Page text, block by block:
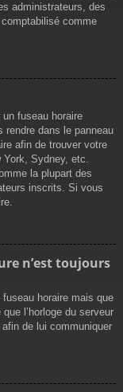
administrateurs, des
comme
fuseau horaire
dans le panneau
afin de trouver votre
Sydney, etc.
la plupart des
inscrits. Si vous
n’est toujours
horaire mais que
l’horloge du serveur
de lui communiquer